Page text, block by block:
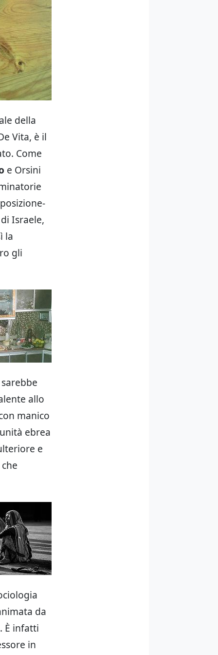
della
Vita, è il
Come
e Orsini
Israele,
la
gli
allo
manico
ebrea
e
da
È infatti
in